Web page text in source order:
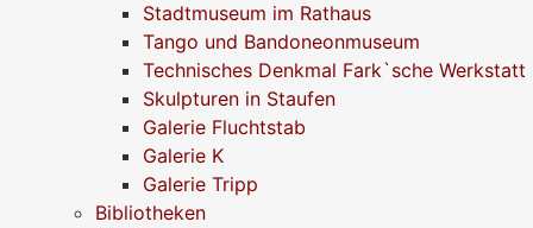
Stadtmuseum im Rathaus
Tango und Bandoneonmuseum
Technisches Denkmal Fark`sche Werkstatt
Skulpturen in Staufen
Galerie Fluchtstab
Galerie K
Galerie Tripp
Bibliotheken